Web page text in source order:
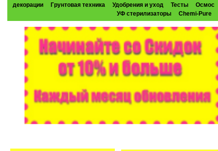
декорации
Грунтовая техника Удобрения и уход Тесты
Осмос
УФ стерилизаторы
Chemi-Pure